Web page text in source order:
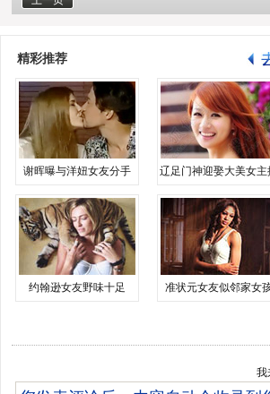
精彩推荐
谢晖曝与洋妞女友分手 辽足门神迎娶大美女主
约翰逊女友野味十足 准状元女友似邻家女
我